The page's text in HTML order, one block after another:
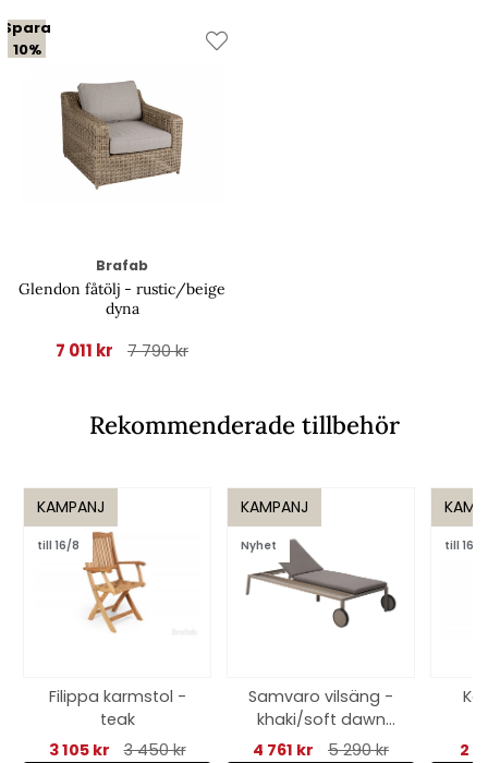
Spara
10%
Brafab
Glendon fåtölj - rustic/beige
dyna
7 011 kr 7 790 kr
Rekommenderade tillbehör
KAMPANJ
till 16/8
Filippa karmstol -
teak
3 105 kr
3 450 kr
KAMPANJ
Nyhet
Samvaro vilsäng -
khaki/soft dawn
dyna
4 761 kr 5 290 kr
till 16/8
2